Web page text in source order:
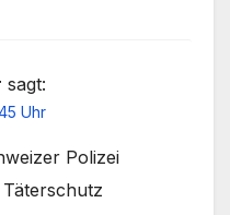
sagt:
Uhr
Polizei